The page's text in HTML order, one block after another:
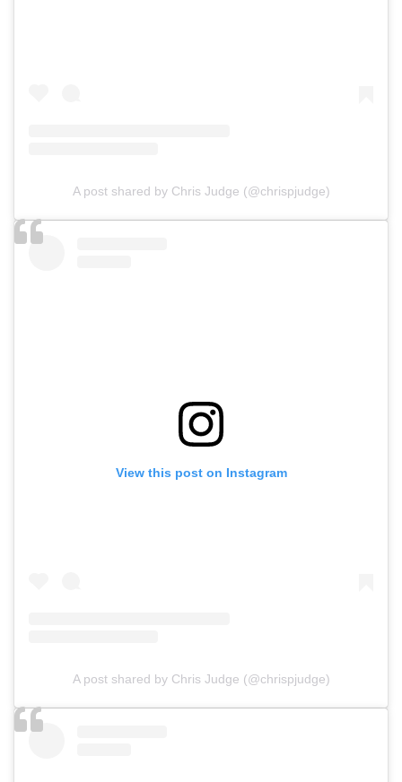
A post shared by Chris Judge (@chrispjudge)
View this post on Instagram
A post shared by Chris Judge (@chrispjudge)